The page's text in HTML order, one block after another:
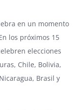
en un momento
los próximos 15
elecciones
Chile, Bolivia,
Brasil y